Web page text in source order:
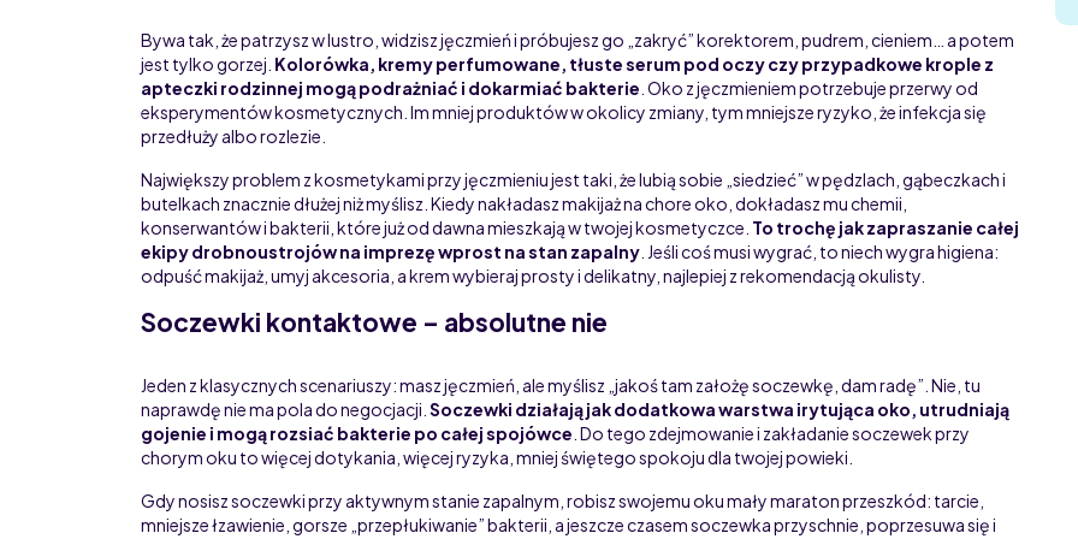
Bywa tak, że patrzysz w lustro, widzisz jęczmień i próbujesz go „zakryć” korektorem, pudrem, cieniem… a potem
jest tylko gorzej. Kolorówka, kremy perfumowane, tłuste serum pod oczy czy przypadkowe krople z
apteczki rodzinnej mogą podrażniać i dokarmiać bakterie . Oko z jęczmieniem potrzebuje przerwy od
eksperymentów kosmetycznych. Im mniej produktów w okolicy zmiany, tym mniejsze ryzyko, że infekcja się
przedłuży albo rozlezie.
Największy problem z kosmetykami przy jęczmieniu jest taki, że lubią sobie „siedzieć” w pędzlach, gąbeczkach i
butelkach znacznie dłużej niż myślisz. Kiedy nakładasz makijaż na chore oko, dokładasz mu chemii,
konserwantów i bakterii, które już od dawna mieszkają w twojej kosmetyczce. To trochę jak zapraszanie całej
ekipy drobnoustrojów na imprezę wprost na stan zapalny . Jeśli coś musi wygrać, to niech wygra higiena:
odpuść makijaż, umyj akcesoria, a krem wybieraj prosty i delikatny, najlepiej z rekomendacją okulisty.
Soczewki kontaktowe – absolutne nie
Jeden z klasycznych scenariuszy: masz jęczmień, ale myślisz „jakoś tam założę soczewkę, dam radę”. Nie, tu
naprawdę nie ma pola do negocjacji. Soczewki działają jak dodatkowa warstwa irytująca oko, utrudniają
gojenie i mogą rozsiać bakterie po całej spojówce . Do tego zdejmowanie i zakładanie soczewek przy
chorym oku to więcej dotykania, więcej ryzyka, mniej świętego spokoju dla twojej powieki.
Gdy nosisz soczewki przy aktywnym stanie zapalnym, robisz swojemu oku mały maraton przeszkód: tarcie,
mniejsze łzawienie, gorsze „przepłukiwanie” bakterii, a jeszcze czasem soczewka przyschnie, poprzesuwa się i